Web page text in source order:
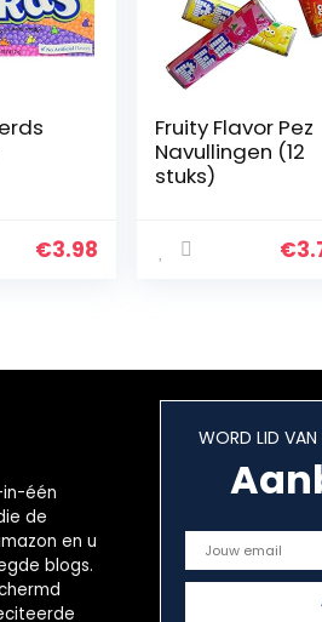
€3.98
Fruity Flavor Pez
Navullingen (12
stuks)
€
één
de
en u
blogs.
WORD LID VAN